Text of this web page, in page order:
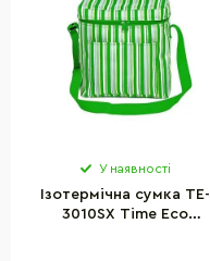
У наявності
Ізотермічна сумка TE-
3010SX Time Eco